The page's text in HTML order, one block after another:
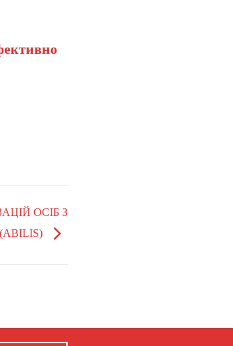
ОСІБ З